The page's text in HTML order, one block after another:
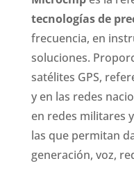
tecnologías de
frecuencia, en
soluciones.
satélites GPS,
y en las redes
en redes militares
las que permitan
generación, voz,